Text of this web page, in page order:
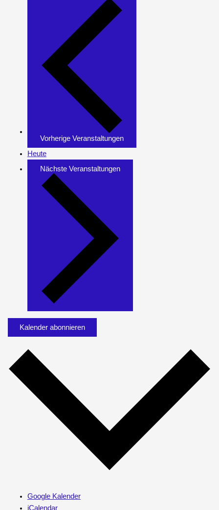
Vorherige Veranstaltungen
Heute
Nächste Veranstaltungen
Kalender abonnieren
Google Kalender
iCalendar